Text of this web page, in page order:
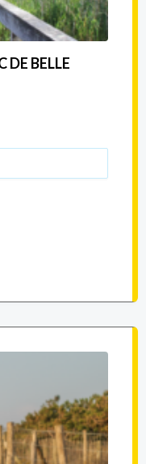
DE BELLE